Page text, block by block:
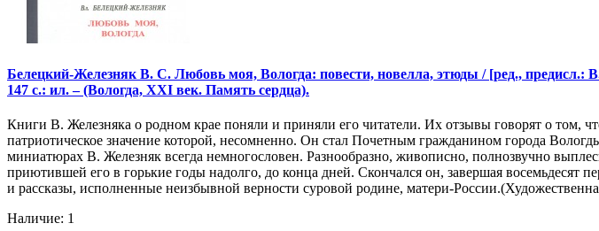
Белецкий-Железняк В. С. Любовь моя, Вологда: повести, новелла, этюды / [ред.,
147 с.: ил. – (Вологда, XXI век. Память сердца).
Книги В. Железняка о родном крае поняли и приняли его читатели. Их отзывы говорят о том,
патриотическое значение которой, несомненно. Он стал Почетным гражданином города
миниатюрах В. Железняк всегда немногословен. Разнообразно, живописно, полнозвучно
приютившей его в горькие годы надолго, до конца дней. Скончался он, завершая восемьдесят
и рассказы, исполненные неизбывной верности суровой родине, матери-
Наличие: 1